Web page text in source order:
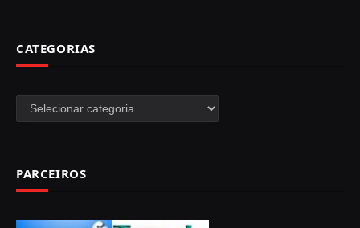
CATEGORIAS
Categorias
PARCEIROS